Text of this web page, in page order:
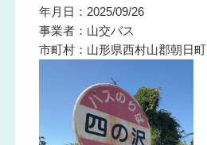
年月日：2025/09/26
事業者：山交バス
市町村：山形県西村山郡朝日町